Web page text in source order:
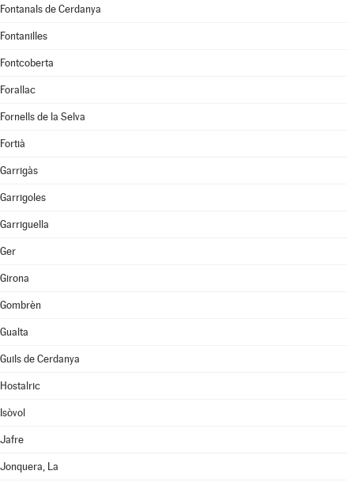
Fontanals de Cerdanya
Fontanilles
Fontcoberta
Forallac
Fornells de la Selva
Fortià
Garrigàs
Garrigoles
Garriguella
Ger
Girona
Gombrèn
Gualta
Guils de Cerdanya
Hostalric
Isòvol
Jafre
Jonquera, La